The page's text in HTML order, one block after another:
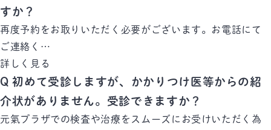
すか？
再度予約をお取りいただく必要がございます。お電話にて
ご連絡く…
詳しく見る
Q 初めて受診しますが、かかりつけ医等からの紹
介状がありません。受診できますか？
元氣プラザでの検査や治療をスムーズにお受けいただく為